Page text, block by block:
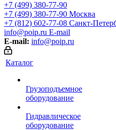
+7 (499) 380-77-90
+7 (499) 380-77-90 Москва
+7 (812) 602-77-08 Санкт-
info@poip.ru E-mail
E-mail: info@poip.ru
Каталог
Грузоподъемное
оборудование
Гидравлическое
оборудование